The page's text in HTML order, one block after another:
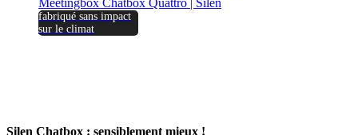
Meetingbox Chatbox Quattro | Silen
fabriqué sans impact
sur le climat
Silen Chatbox : sensiblement mieux !